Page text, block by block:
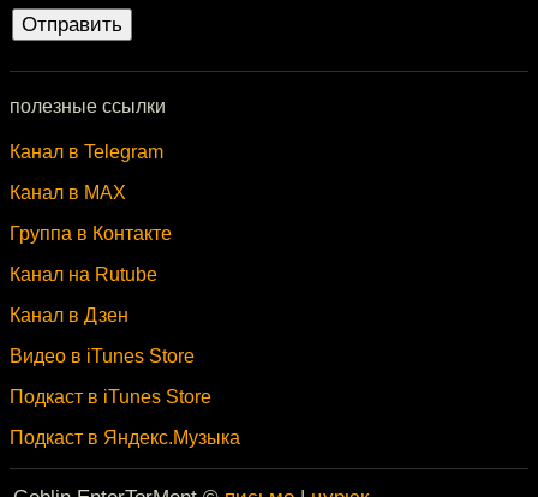
полезные ссылки
Канал в Telegram
Канал в MAX
Группа в Контакте
Канал на Rutube
Канал в Дзен
Видео в iTunes Store
Подкаст в iTunes Store
Подкаст в Яндекс.Музыка